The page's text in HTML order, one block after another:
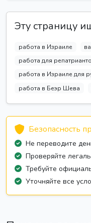
Эту страницу
работа в Израиле
работа для
работа в Израиле для
работа в Беэр Шева
Безопасность
Не переводите
Проверяйте
Требуйте
Уточняйте все